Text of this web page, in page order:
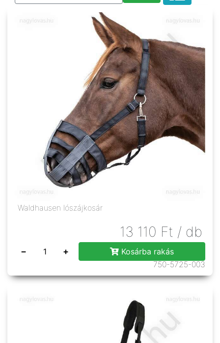
Waldhausen lószájkosár
13 110 Ft / db
− +
Kosárba rakás
750-5725-003